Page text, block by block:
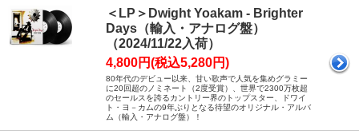
＜LP＞Dwight Yoakam - Brighter
Days（輸入・アナログ盤）
（2024/11/22入荷）
4,800円(税込5,280円)
80年代のデビュー以来、甘い歌声で人気を集めグラミー
に20回超のノミネート（2度受賞）、世界で2300万枚超
のセールスを誇るカントリー界のトップスター、ドワイ
ト・ヨ－カムの9年ぶりとなる待望のオリジナル・アルバ
ム（輸入・アナログ盤）！